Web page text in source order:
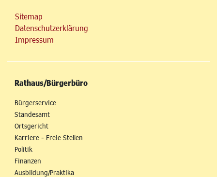
Sitemap
Datenschutzerklärung
Impressum
Rathaus/Bürgerbüro
Bürgerservice
Standesamt
Ortsgericht
Karriere - Freie Stellen
Politik
Finanzen
Ausbildung/Praktika